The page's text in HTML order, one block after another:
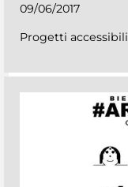
09/06/2017
Progetti accessibili